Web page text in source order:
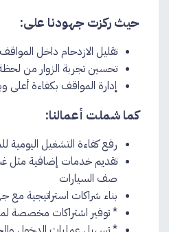
حيث ركزت جهودنا على:
تقليل الازدحام داخل المواقف
تحسين تجربة الزوار من
إدارة المواقف بكفاءة أعلى
كما شملت أعمالنا:
رفع كفاءة التشغيل اليومية
تقديم خدمات إضافية مثل
صف السيارات
بناء شراكات استراتيجية
* توفير اشتراكات مخصصة